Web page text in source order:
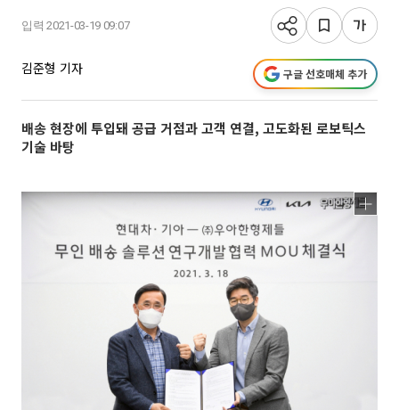
입력 2021-03-19 09:07
김준형 기자 구글 선호매체 추가
배송 현장에 투입돼 공급 거점과 고객 연결, 고도화된 로보틱스
기술 바탕